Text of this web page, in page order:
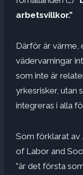
arbetsvillkor.”
Därför är
vädervarningar
som inte är
yrkesrisker, utan
integreras i alla
Som förklarat av
of Labor and
”är det första